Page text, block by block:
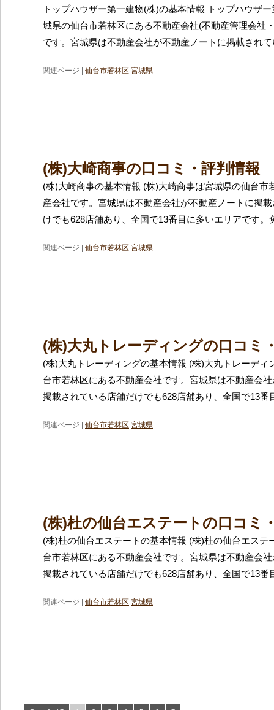
トップハウザー第一建物(株)の基本情報 トップハウザ
城県の仙台市若林区にある不動産会社(不動産管理会社
です。宮城県は不動産会社が不動産ノートに掲載され
関連ページ | 仙台市若林区 宮城県
(株)大崎商事の口コミ・評判情報
(株)大崎商事の基本情報 (株)大崎商事は宮城県の仙台市
産会社です。宮城県は不動産会社が不動産ノートに掲
けでも628店舗あり、全国で13番目に多いエリアです。
関連ページ | 仙台市若林区 宮城県
(株)大丸トレーディングの口コミ
(株)大丸トレーディングの基本情報 (株)大丸トレーディ
台市若林区にある不動産会社です。宮城県は不動産会
掲載されている店舗だけでも628店舗あり、全国で13番
関連ページ | 仙台市若林区 宮城県
(株)杜の仙台エステートの口コミ
(株)杜の仙台エステートの基本情報 (株)杜の仙台エステ
台市若林区にある不動産会社です。宮城県は不動産会
掲載されている店舗だけでも628店舗あり、全国で13番
関連ページ | 仙台市若林区 宮城県